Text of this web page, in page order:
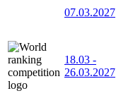
07.03.2027
18.03 -
26.03.2027